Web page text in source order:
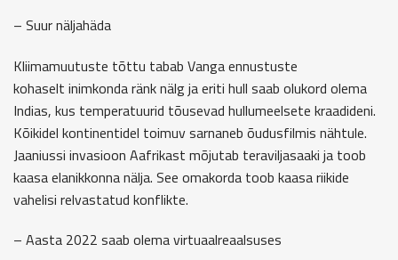
– Suur näljahäda
Kliimamuutuste tõttu tabab Vanga ennustuste
kohaselt inimkonda ränk nälg ja eriti hull saab olukord olema
Indias, kus temperatuurid tõusevad hullumeelsete kraadideni.
Kõikidel kontinentidel toimuv sarnaneb õudusfilmis nähtule.
Jaaniussi invasioon Aafrikast mõjutab teraviljasaaki ja toob
kaasa elanikkonna nälja. See omakorda toob kaasa riikide
vahelisi relvastatud konflikte.
– Aasta 2022 saab olema virtuaalreaalsuses